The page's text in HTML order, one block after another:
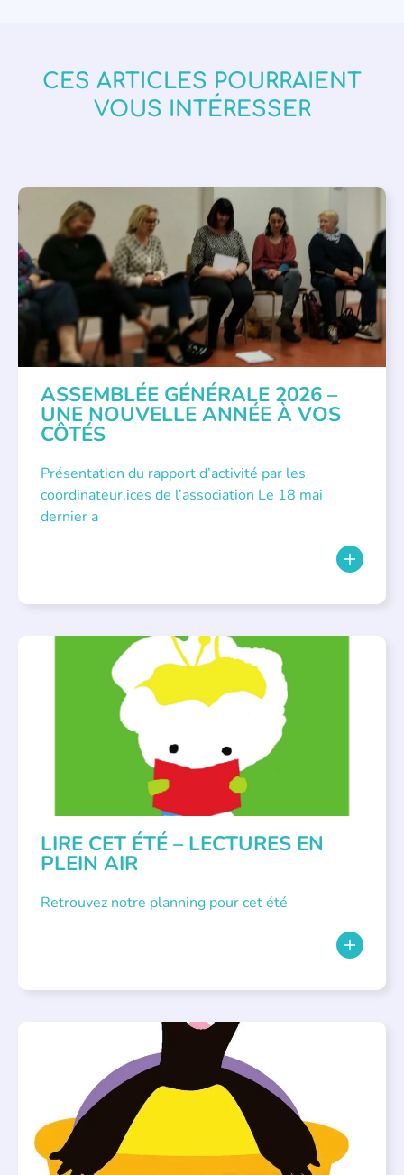
CES ARTICLES POURRAIENT
VOUS INTÉRESSER
APPEL À SOUTIEN , VIE DE L'ASSOCIATION
ASSEMBLÉE GÉNÉRALE 2026 –
UNE NOUVELLE ANNÉE À VOS
CÔTÉS
Présentation du rapport d’activité par les
coordinateur.ices de l’association Le 18 mai
dernier a
BIBLIOTHÈQUES ÉVÉNEMENTS , LECTURE INDIVIDUALISÉE
LITTÉRATURE JEUNESSE
LIRE CET ÉTÉ – LECTURES EN
PLEIN AIR
Retrouvez notre planning pour cet été